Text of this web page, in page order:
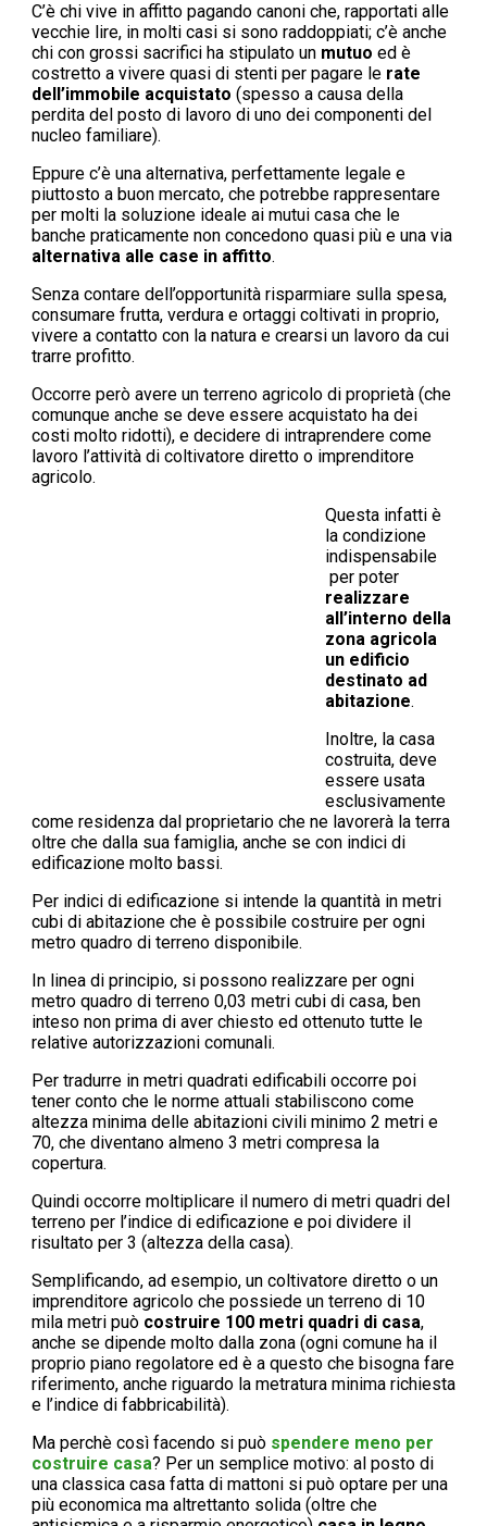
C’è chi vive in affitto pagando canoni che, rapportati alle
vecchie lire, in molti casi si sono raddoppiati; c’è anche
chi con grossi sacrifici ha stipulato un mutuo ed è
costretto a vivere quasi di stenti per pagare le rate
dell’immobile acquistato (spesso a causa della
perdita del posto di lavoro di uno dei componenti del
nucleo familiare).
Eppure c’è una alternativa, perfettamente legale e
piuttosto a buon mercato, che potrebbe rappresentare
per molti la soluzione ideale ai mutui casa che le
banche praticamente non concedono quasi più e una via
alternativa alle case in affitto.
Senza contare dell’opportunità risparmiare sulla spesa,
consumare frutta, verdura e ortaggi coltivati in proprio,
vivere a contatto con la natura e crearsi un lavoro da cui
trarre profitto.
Occorre però avere un terreno agricolo di proprietà (che
comunque anche se deve essere acquistato ha dei
costi molto ridotti), e decidere di intraprendere come
lavoro l’attività di coltivatore diretto o imprenditore
agricolo.
Questa infatti è
la condizione
indispensabile
per poter
realizzare
all’interno della
zona agricola
un edificio
destinato ad
abitazione.
Inoltre, la casa
costruita, deve
essere usata
esclusivamente
come residenza dal proprietario che ne lavorerà la terra
oltre che dalla sua famiglia, anche se con indici di
edificazione molto bassi.
Per indici di edificazione si intende la quantità in metri
cubi di abitazione che è possibile costruire per ogni
metro quadro di terreno disponibile.
In linea di principio, si possono realizzare per ogni
metro quadro di terreno 0,03 metri cubi di casa, ben
inteso non prima di aver chiesto ed ottenuto tutte le
relative autorizzazioni comunali.
Per tradurre in metri quadrati edificabili occorre poi
tener conto che le norme attuali stabiliscono come
altezza minima delle abitazioni civili minimo 2 metri e
70, che diventano almeno 3 metri compresa la
copertura.
Quindi occorre moltiplicare il numero di metri quadri del
terreno per l’indice di edificazione e poi dividere il
risultato per 3 (altezza della casa).
Semplificando, ad esempio, un coltivatore diretto o un
imprenditore agricolo che possiede un terreno di 10
mila metri può costruire 100 metri quadri di casa,
anche se dipende molto dalla zona (ogni comune ha il
proprio piano regolatore ed è a questo che bisogna fare
riferimento, anche riguardo la metratura minima richiesta
e l’indice di fabbricabilità).
Ma perchè così facendo si può spendere meno per
costruire casa? Per un semplice motivo: al posto di
una classica casa fatta di mattoni si può optare per una
più economica ma altrettanto solida (oltre che